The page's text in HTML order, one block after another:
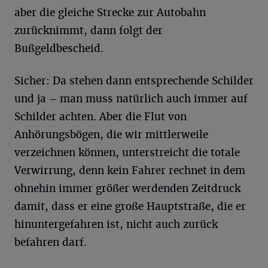
aber die gleiche Strecke zur Autobahn
zurücknimmt, dann folgt der
Bußgeldbescheid.
Sicher: Da stehen dann entsprechende Schilder
und ja – man muss natürlich auch immer auf
Schilder achten. Aber die Flut von
Anhörungsbögen, die wir mittlerweile
verzeichnen können, unterstreicht die totale
Verwirrung, denn kein Fahrer rechnet in dem
ohnehin immer größer werdenden Zeitdruck
damit, dass er eine große Hauptstraße, die er
hinuntergefahren ist, nicht auch zurück
befahren darf.